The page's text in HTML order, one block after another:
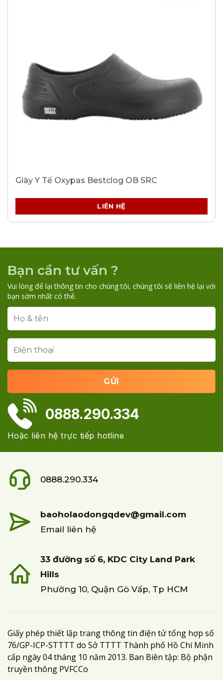
Giày Y Tế Oxypas Bestclog OB SRC
LIÊN HỆ
Bạn cần tư vấn ?
Vui lòng để lại thông tin cho chúng tôi, chúng tôi sẽ liên hệ lại với
bạn sớm nhất có thể.
0888.290.334
Hoặc liên hệ trực tiếp hotline
0888.290.334
baoholaodongqdev@gmail.com
Email liên hệ
33 đường số 6, KDC City Land Park
Hills
Phường 10, Quận Gò Vấp, Tp HCM
Giấy phép thiết lập trang thông tin điện tử tổng hợp số
76/GP-ICP-STTTT do Sở TTTT Thành phố Hồ Chí Minh
cấp ngày 04 tháng 10 năm 2013. Ban Biên tập: Bộ phận
truyền thông PVFCCo